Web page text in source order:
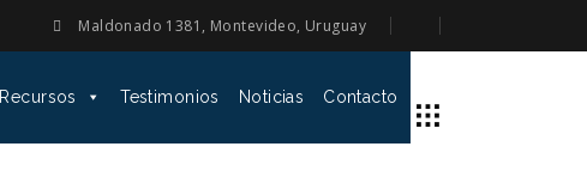
Maldonado 1381, Montevideo, Uruguay
Recursos Testimonios Noticias Contacto